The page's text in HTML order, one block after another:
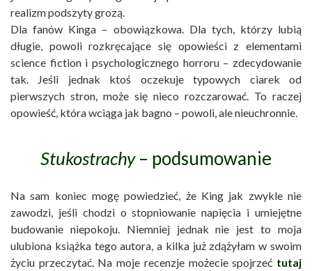
realizm podszyty grozą.
Dla fanów Kinga – obowiązkowa. Dla tych, którzy lubią
długie, powoli rozkręcające się opowieści z elementami
science fiction i psychologicznego horroru – zdecydowanie
tak. Jeśli jednak ktoś oczekuje typowych ciarek od
pierwszych stron, może się nieco rozczarować. To raczej
opowieść, która wciąga jak bagno – powoli, ale nieuchronnie.
Stukostrachy– podsumowanie
Na sam koniec mogę powiedzieć, że King jak zwykle nie
zawodzi, jeśli chodzi o stopniowanie napięcia i umiejętne
budowanie niepokoju. Niemniej jednak nie jest to moja
ulubiona książka tego autora, a kilka już zdążyłam w swoim
życiu przeczytać. Na moje recenzje możecie spojrzeć tutaj